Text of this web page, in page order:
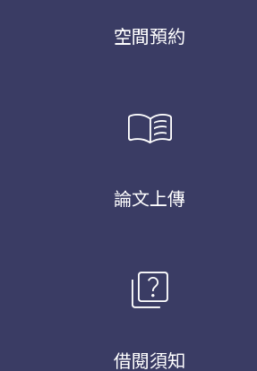
空間預約
menu_book
論文上傳
quiz
借閱須知